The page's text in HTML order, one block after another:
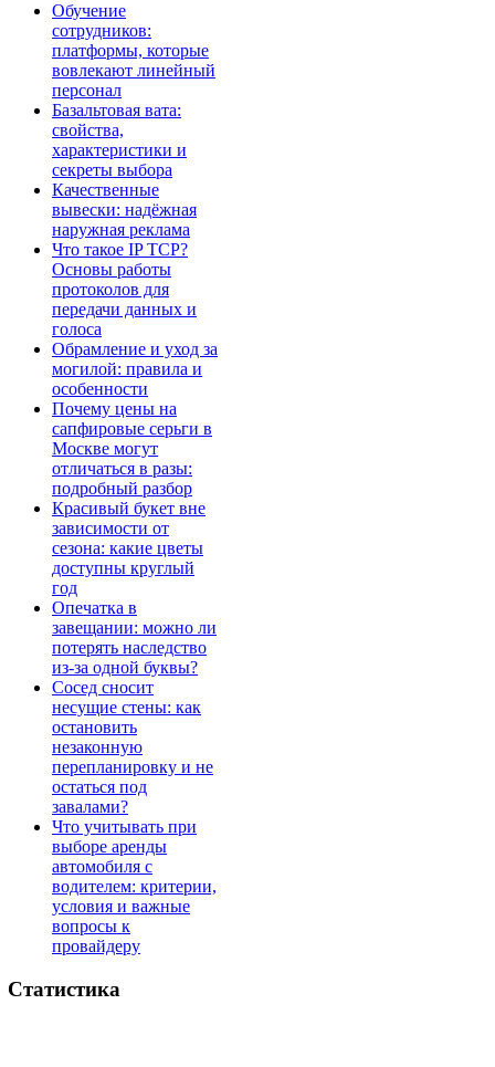
Обучение
сотрудников:
платформы, которые
вовлекают линейный
персонал
Базальтовая вата:
свойства,
характеристики и
секреты выбора
Качественные
вывески: надёжная
наружная реклама
Что такое IP TCP?
Основы работы
протоколов для
передачи данных и
голоса
Обрамление и уход за
могилой: правила и
особенности
Почему цены на
сапфировые серьги в
Москве могут
отличаться в разы:
подробный разбор
Красивый букет вне
зависимости от
сезона: какие цветы
доступны круглый
год
Опечатка в
завещании: можно ли
потерять наследство
из-за одной буквы?
Сосед сносит
несущие стены: как
остановить
незаконную
перепланировку и не
остаться под
завалами?
Что учитывать при
выборе аренды
автомобиля с
водителем: критерии,
условия и важные
вопросы к
провайдеру
Статистика